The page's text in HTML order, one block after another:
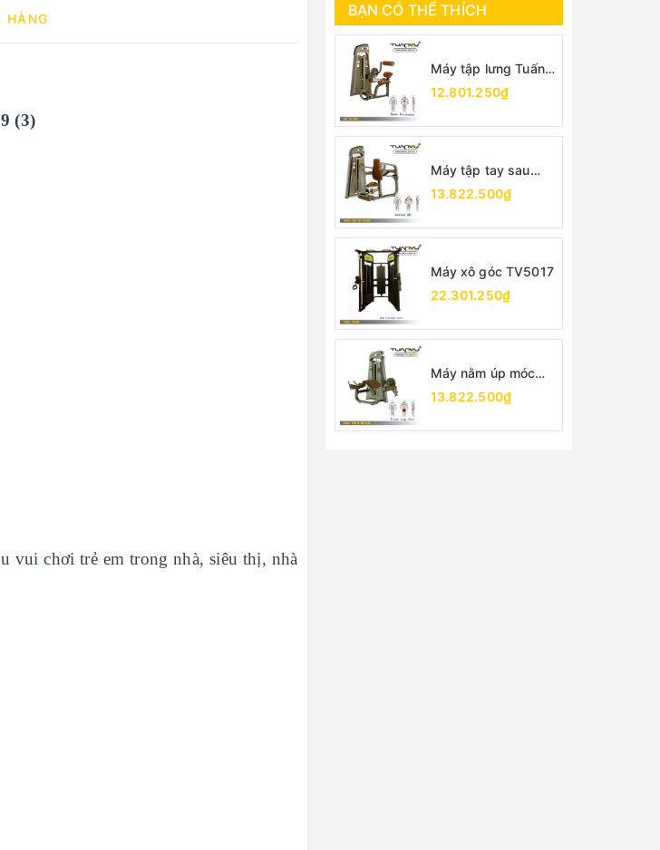
HÀNG
(3)
vui chơi trẻ em trong nhà, siêu thị, nhà
BẠN CÓ THỂ THÍCH
Máy tập lưng Tuấn
Vũ
12.801.250₫
Máy tập tay sau
TV5026
13.822.500₫
Máy xô góc TV5017
22.301.250₫
Máy nằm úp móc
chân TV5001
13.822.500₫